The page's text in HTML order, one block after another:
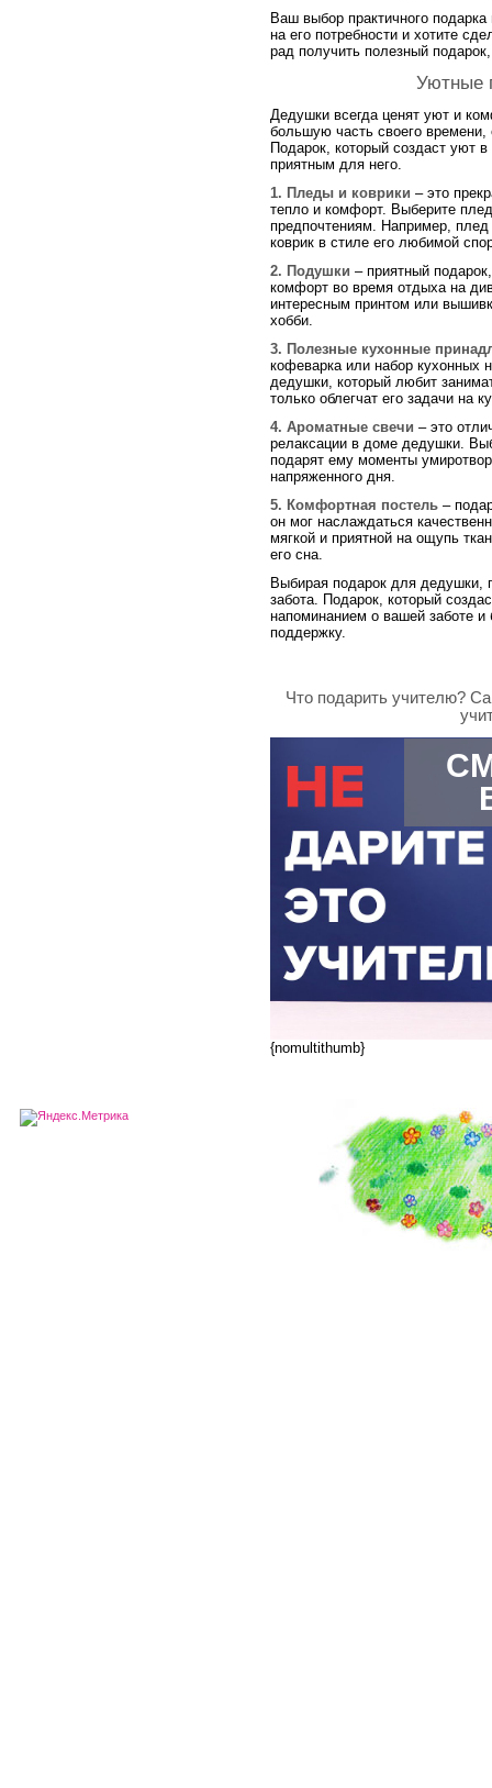
Ваш выбор практичного
на его потребности и хотите
рад получить полезный
Уютные
Дедушки всегда ценят уют и
большую часть своего
Подарок, который создаст уют
приятным для него.
1. Пледы и коврики – это
тепло и комфорт. Выберите
предпочтениям. Например,
коврик в стиле его любимой
2. Подушки – приятный
комфорт во время отдыха на
интересным принтом или
хобби.
3. Полезные кухонные
кофеварка или набор кухонных
дедушки, который любит
только облегчат его задачи на
4. Ароматные свечи – это
релаксации в доме дедушки.
подарят ему моменты
напряженного дня.
5. Комфортная постель –
он мог наслаждаться
мягкой и приятной на ощупь
его сна.
Выбирая подарок для дедушки,
забота. Подарок, который
напоминанием о вашей заботе и
поддержку.
Что подарить учителю?
{nomultithumb}